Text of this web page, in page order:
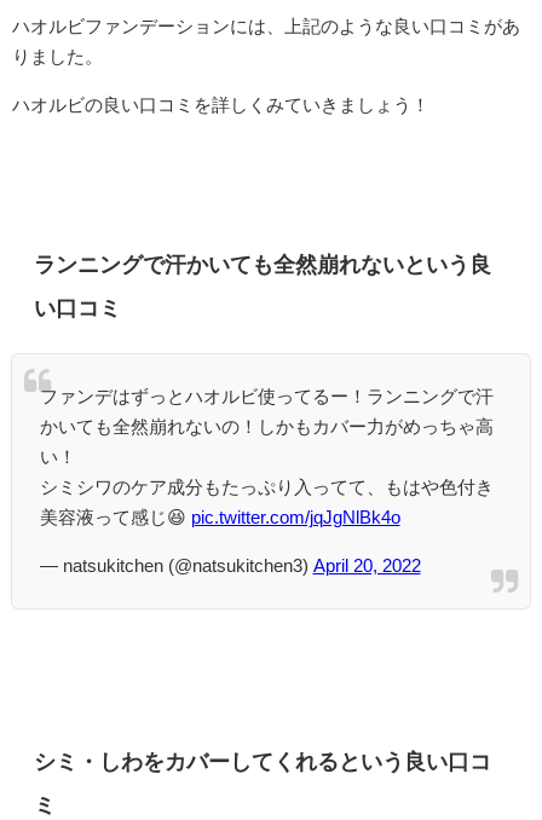
ハオルビファンデーションには、上記のような良い口コミがあ
りました。
ハオルビの良い口コミを詳しくみていきましょう！
ランニングで汗かいても全然崩れないという良
い口コミ
ファンデはずっとハオルビ使ってるー！ランニングで汗
かいても全然崩れないの！しかもカバー力がめっちゃ高
い！
シミシワのケア成分もたっぷり入ってて、もはや色付き
美容液って感じ😆 pic.twitter.com/jqJgNlBk4o
— natsukitchen (@natsukitchen3) April 20, 2022
シミ・しわをカバーしてくれるという良い口コ
ミ